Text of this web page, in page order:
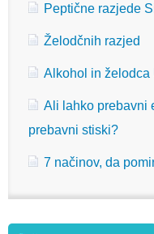
Peptične razjede
Želodčnih razjed
Alkohol in želodca
Ali lahko prebavni
prebavni stiski?
7 načinov, da